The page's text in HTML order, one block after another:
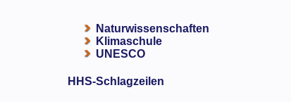
Naturwissenschaften
Klimaschule
UNESCO
HHS-Schlagzeilen